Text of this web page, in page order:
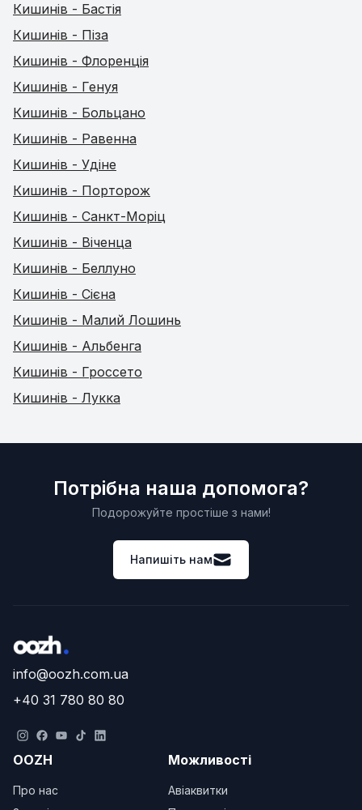
Кишинів - Бастія
Кишинів - Піза
Кишинів - Флоренція
Кишинів - Генуя
Кишинів - Больцано
Кишинів - Равенна
Кишинів - Удіне
Кишинів - Порторож
Кишинів - Санкт-Моріц
Кишинів - Віченца
Кишинів - Беллуно
Кишинів - Сієна
Кишинів - Малий Лошинь
Кишинів - Альбенга
Кишинів - Гроссето
Кишинів - Лукка
Потрібна наша допомога?
Подорожуйте простіше з нами!
Напишіть нам
info@oozh.com.ua
+40 31 780 80 80
OOZH
Про нас
Можливості
Авіаквитки